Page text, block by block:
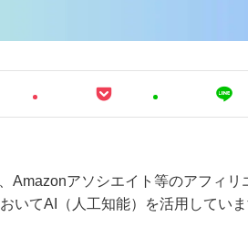
Amazonアソシエイト等のアフィリ
いてAI（人工知能）を活用していま